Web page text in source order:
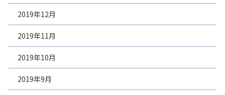
2019年12月
2019年11月
2019年10月
2019年9月